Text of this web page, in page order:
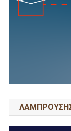
ΛΑΜΠΡΟΥΣΗΣ